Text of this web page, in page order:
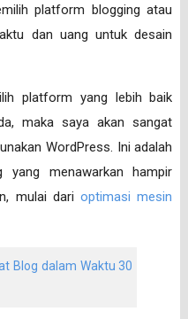
platform blogging atau
dan uang untuk desain
platform yang lebih baik
maka saya akan sangat
WordPress. Ini adalah
yang menawarkan hampir
mulai darioptimasi mesin
Blog dalam Waktu 30